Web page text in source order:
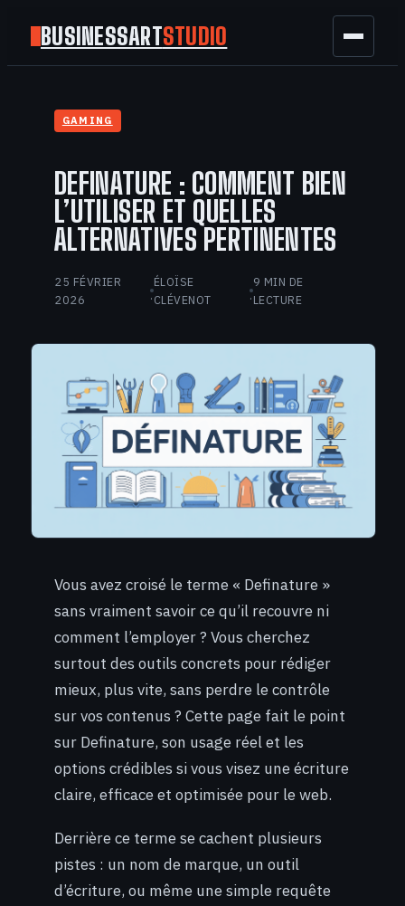
BUSINESSARTSTUDIO
FINANCE
TECH
GAMING
GAMING
DEFINATURE : COMMENT BIEN
L’UTILISER ET QUELLES
ALTERNATIVES PERTINENTES
25 FÉVRIER
2026
·
ÉLOÏSE
CLÉVENOT
·
9 MIN DE
LECTURE
Vous avez croisé le terme « Definature »
sans vraiment savoir ce qu’il recouvre ni
comment l’employer ? Vous cherchez
surtout des outils concrets pour rédiger
mieux, plus vite, sans perdre le contrôle
sur vos contenus ? Cette page fait le point
sur Definature, son usage réel et les
options crédibles si vous visez une écriture
claire, efficace et optimisée pour le web.
Derrière ce terme se cachent plusieurs
pistes : un nom de marque, un outil
d’écriture, ou même une simple requête